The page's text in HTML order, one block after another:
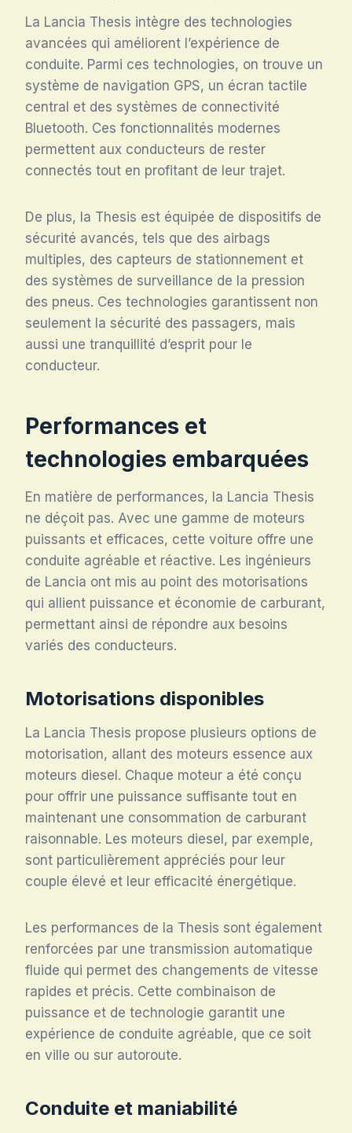
La Lancia Thesis intègre des technologies
avancées qui améliorent l’expérience de
conduite. Parmi ces technologies, on trouve un
système de navigation GPS, un écran tactile
central et des systèmes de connectivité
Bluetooth. Ces fonctionnalités modernes
permettent aux conducteurs de rester
connectés tout en profitant de leur trajet.
De plus, la Thesis est équipée de dispositifs de
sécurité avancés, tels que des airbags
multiples, des capteurs de stationnement et
des systèmes de surveillance de la pression
des pneus. Ces technologies garantissent non
seulement la sécurité des passagers, mais
aussi une tranquillité d’esprit pour le
conducteur.
Performances et
technologies embarquées
En matière de performances, la Lancia Thesis
ne déçoit pas. Avec une gamme de moteurs
puissants et efficaces, cette voiture offre une
conduite agréable et réactive. Les ingénieurs
de Lancia ont mis au point des motorisations
qui allient puissance et économie de carburant,
permettant ainsi de répondre aux besoins
variés des conducteurs.
Motorisations disponibles
La Lancia Thesis propose plusieurs options de
motorisation, allant des moteurs essence aux
moteurs diesel. Chaque moteur a été conçu
pour offrir une puissance suffisante tout en
maintenant une consommation de carburant
raisonnable. Les moteurs diesel, par exemple,
sont particulièrement appréciés pour leur
couple élevé et leur efficacité énergétique.
Les performances de la Thesis sont également
renforcées par une transmission automatique
fluide qui permet des changements de vitesse
rapides et précis. Cette combinaison de
puissance et de technologie garantit une
expérience de conduite agréable, que ce soit
en ville ou sur autoroute.
Conduite et maniabilité